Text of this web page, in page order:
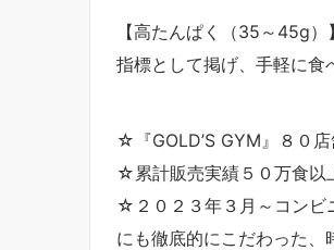
【高たんぱく（35～45g
指標として掲げ、手軽に食
☆『GOLD’S GYM』８０
☆累計販売実績５０万食以
☆２０２３年３月～コンビ
にも徹底的にこだわった、